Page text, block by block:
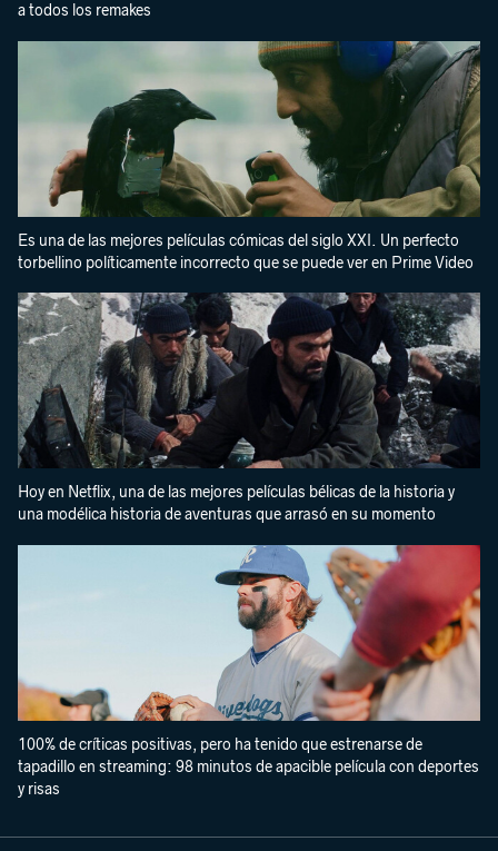
a todos los remakes
Es una de las mejores películas cómicas del siglo XXI. Un perfecto
torbellino políticamente incorrecto que se puede ver en Prime Video
Hoy en Netflix, una de las mejores películas bélicas de la historia y
una modélica historia de aventuras que arrasó en su momento
100% de críticas positivas, pero ha tenido que estrenarse de
tapadillo en streaming: 98 minutos de apacible película con deportes
y risas